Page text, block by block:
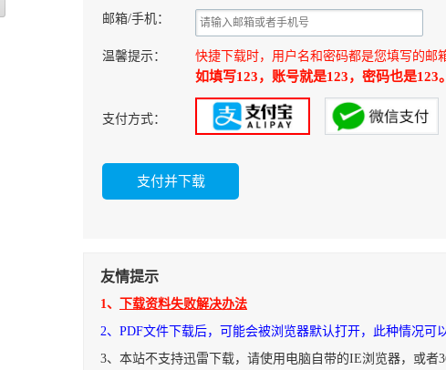
邮箱/手机：
温馨提示： 快捷下载时，用户名和密码都是您填写的邮
如填写123，账号就是123，密码也是123。
支付方式：
友情提示
1、
下载资料失败解决办法
2、PDF文件下载后，可能会被浏览器默认打开，此种情况可
3、本站不支持迅雷下载，请使用电脑自带的IE浏览器，或者